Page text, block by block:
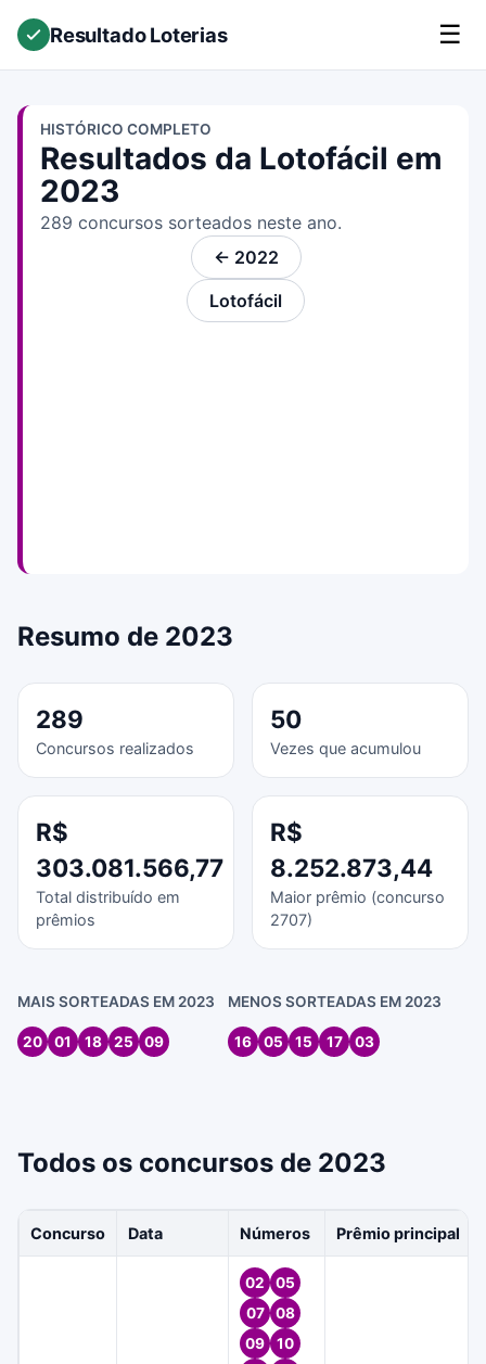
Resultado Loterias ☰
HISTÓRICO COMPLETO
Resultados da Lotofácil em
2023
289 concursos sorteados neste ano.
← 2022
Lotofácil
Resumo de 2023
289
Concursos realizados
50
Vezes que acumulou
R$
303.081.566,77
Total distribuído em
prêmios
R$
8.252.873,44
Maior prêmio (concurso
2707)
MAIS SORTEADAS EM 2023
20 01 18 25 09
MENOS SORTEADAS EM 2023
16 05 15 17 03
Todos os concursos de 2023
Concurso Data Números Prêmio principal
02
05
07
08
09
10